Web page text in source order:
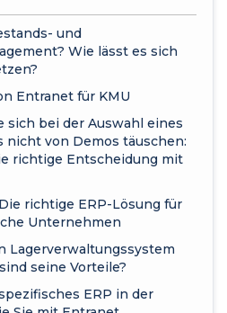
und
Wie lässt es sich
Entranet für KMU
sich bei der Auswahl eines
nicht von Demos täuschen:
richtige Entscheidung mit
richtige ERP-Lösung für
Unternehmen
Lagerverwaltungssystem
seine Vorteile?
ERP in der